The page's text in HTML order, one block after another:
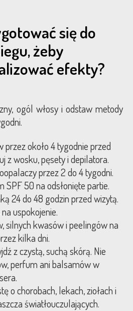
się do
żeby
efekty?
ogól włosy i odstaw metody
przez około 4 tygodnie przed
z wosku, pęsety i depilatora.
przez 2 do 4 tygodni.
50 na odsłonięte partie.
24 do 48 godzin przed wizytą.
uspokojenie.
silnych kwasów i peelingów na
kilka dni.
z czystą, suchą skórą. Nie
perfum ani balsamów w
o chorobach, lekach, ziołach i
światłouczulających.